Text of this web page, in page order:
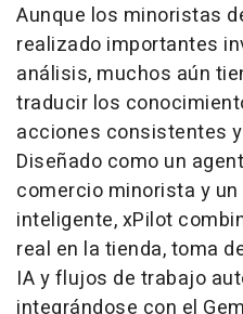
Aunque los minoristas
realizado importantes
análisis, muchos aún
traducir los
acciones consistentes
Diseñado como un
comercio minorista y
inteligente, xPilot
real en la tienda, toma
IA y flujos de trabajo
integrándose con el